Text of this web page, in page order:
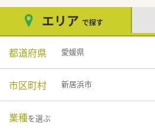
エリア で探す
都道府県 愛媛県
市区町村 新居浜市
業種を選ぶ